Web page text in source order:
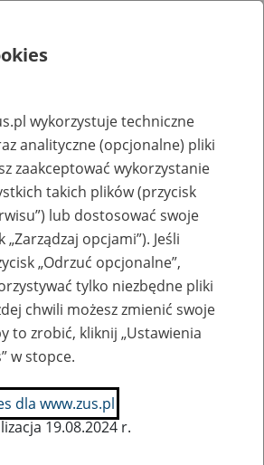
lub
zakładów pracy
wykorzystuje techniczne
analityczne (opcjonalne) pliki
zaakceptować wykorzystanie
takich plików (przycisk
lub dostosować swoje
„Zarządzaj opcjami”). Jeśli
„Odrzuć opcjonalne”,
tylko niezbędne pliki
chwili możesz zmienić swoje
to zrobić, kliknij „Ustawienia
w stopce.
dla www.zus.pl
19.08.2024 r.